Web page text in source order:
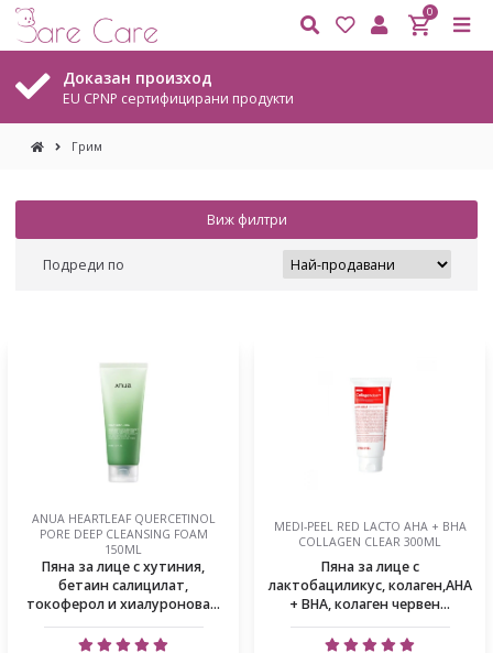
0
Безплатна доставка
На всички поръчки над 20.45 €. / 40,00 лв.
Грим
Виж филтри
Подреди по
ANUA HEARTLEAF QUERCETINOL
PORE DEEP CLEANSING FOAM
150ML
Пяна за лице с хутиния,
бетаин салицилат,
токоферол и хиалуронова...
MEDI-PEEL RED LACTO AHA + BHA
COLLAGEN CLEAR 300ML
Пяна за лице с
лактобациликус, колаген,AHA
+ BHA, колаген червен...